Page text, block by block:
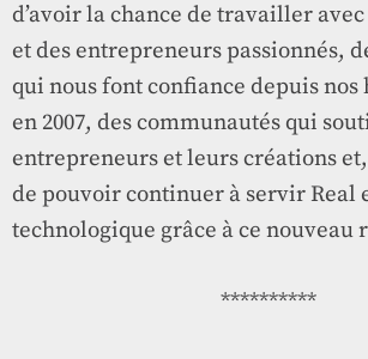
d’avoir la chance de travailler
et des entrepreneurs passionnés,
qui nous font confiance depuis
en 2007, des communautés qui
entrepreneurs et leurs créations
de pouvoir continuer à servir Real
technologique grâce à ce nouveau
**********